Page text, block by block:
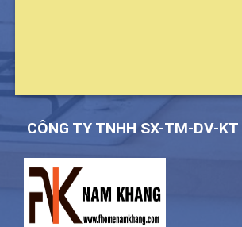
CÔNG TY TNHH SX-TM-DV-KT